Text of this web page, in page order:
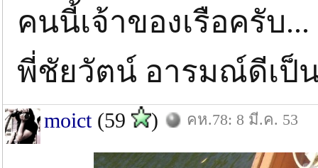
คนนี้เจ้าของเรือครับ...
พี่ชัยวัตน์ อารมณ์ดีเป็
moict(59 ) คห.78: 8 มี.ค. 53